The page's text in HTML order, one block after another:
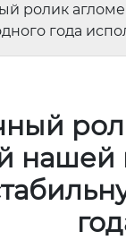
ролик
года
нашей